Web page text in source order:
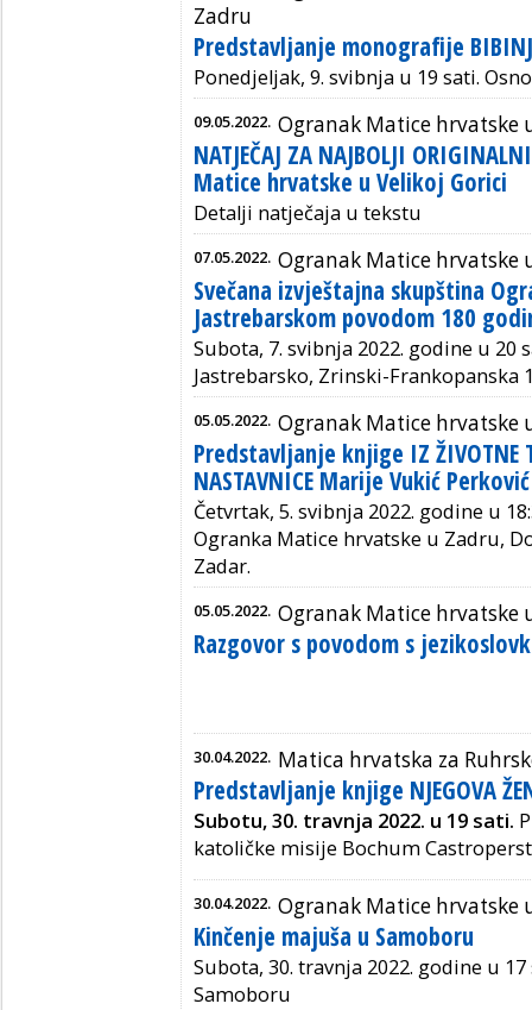
Zadru
Predstavljanje monografije
Ponedjeljak, 9. svibnja u 19 sati.
09.05.2022. Ogranak Matice hrvatske
NATJEČAJ ZA NAJBOLJI
Matice hrvatske u Velikoj Gorici
Detalji natječaja u tekstu
07.05.2022. Ogranak Matice hrvatske
Svečana izvještajna skupština
Jastrebarskom povodom 180
Subota, 7. svibnja 2022. godine u 20
Jastrebarsko, Zrinski-Frankopanska
05.05.2022. Ogranak Matice hrvatske
Predstavljanje knjige IZ ŽIVOTNE
NASTAVNICE Marije Vukić Perković
Četvrtak, 5. svibnja 2022. godine u
Ogranka Matice hrvatske u Zadru,
Zadar.
05.05.2022. Ogranak Matice hrvatske
Razgovor s povodom s
30.04.2022. Matica hrvatska za
Predstavljanje knjige NJEGOVA
Subotu,30. travnja 2022. u 19 sati.
katoličke misije Bochum
30.04.2022. Ogranak Matice hrvatske
Kinčenje majuša u Samoboru
Subota, 30. travnja 2022. godine u
Samoboru